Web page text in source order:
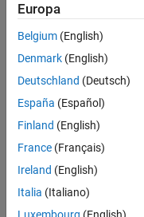
Ihren
Suchkriterien
entsprechen.
können
die
Suchkriterien
weiter
fassen
oder
alle
Stellenangebote
Europa
Belgium (English)
Denmark (English)
Deutschland (Deutsch)
España (Español)
Finland (English)
France (Français)
Ireland (English)
Italia (Italiano)